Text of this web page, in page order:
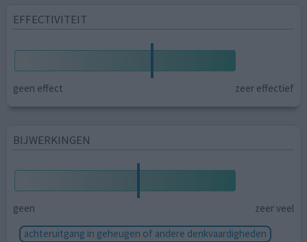
EFFECTIVITEIT
geen effect zeer effectief
BIJWERKINGEN
geen
zeer veel
achteruitgang in geheugen of andere denkvaardigheden